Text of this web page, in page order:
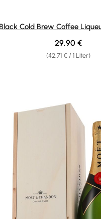
Cold Brew Coffee
(42,71 € / 1 Liter)
Regulärer
29,90 €